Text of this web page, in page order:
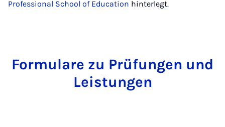
Professional School of Education hinterlegt.
Formulare zu Prüfungen und
Leistungen